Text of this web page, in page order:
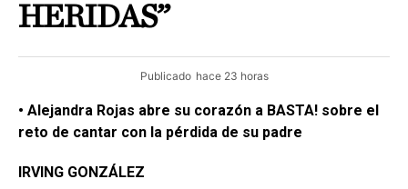
HERIDAS”
Publicado hace 23 horas
• Alejandra Rojas abre su corazón a BASTA! sobre el
reto de cantar con la pérdida de su padre
IRVING GONZÁLEZ